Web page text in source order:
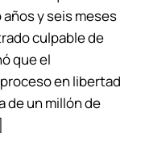
y seis meses
culpable de
que el
en libertad
de un millón de